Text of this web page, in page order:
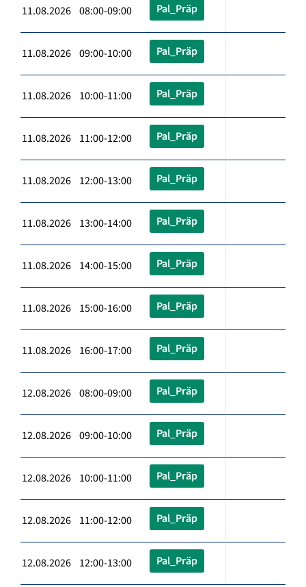
11.08.2026 08:00-09:00 Pal_Präp
11.08.2026 09:00-10:00 Pal_Präp
11.08.2026 10:00-11:00 Pal_Präp
11.08.2026 11:00-12:00 Pal_Präp
11.08.2026 12:00-13:00 Pal_Präp
11.08.2026 13:00-14:00 Pal_Präp
11.08.2026 14:00-15:00 Pal_Präp
11.08.2026 15:00-16:00 Pal_Präp
11.08.2026 16:00-17:00 Pal_Präp
12.08.2026 08:00-09:00 Pal_Präp
12.08.2026 09:00-10:00 Pal_Präp
12.08.2026 10:00-11:00 Pal_Präp
12.08.2026 11:00-12:00 Pal_Präp
12.08.2026 12:00-13:00 Pal_Präp